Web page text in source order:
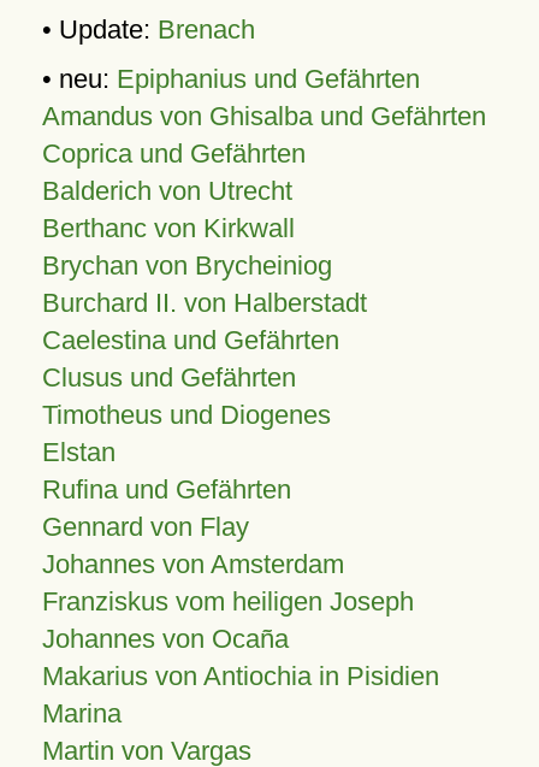
• Update: Brenach
• neu: Epiphanius und Gefährten
Amandus von Ghisalba und Gefährten
Coprica und Gefährten
Balderich von Utrecht
Berthanc von Kirkwall
Brychan von Brycheiniog
Burchard II. von Halberstadt
Caelestina und Gefährten
Clusus und Gefährten
Timotheus und Diogenes
Elstan
Rufina und Gefährten
Gennard von Flay
Johannes von Amsterdam
Franziskus vom heiligen Joseph
Johannes von Ocaña
Makarius von Antiochia in Pisidien
Marina
Martin von Vargas